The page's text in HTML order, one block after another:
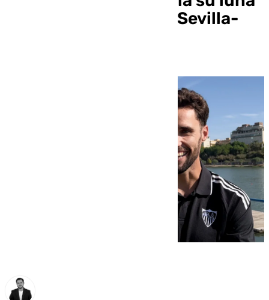
de miel por la Regata Sevilla-